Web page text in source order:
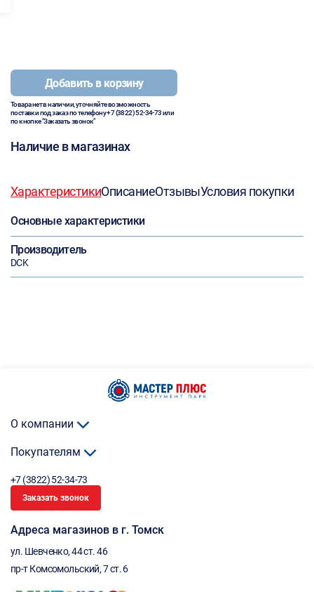
Добавить в корзину
Товара нет в наличии, уточняйте возможность
поставки под заказ по телефону+7 (3822) 52-34-73или
по кнопке "Заказать звонок"
Наличие в магазинах
ХарактеристикиОписаниеОтзывыУсловия покупки
Основные характеристики
Производитель
DCK
О компании
Покупателям
+7 (3822) 52-34-73
Заказать звонок
Адреса магазинов в г. Томск
ул. Шевченко, 44 ст. 46
пр-т Комсомольский, 7 ст. 6